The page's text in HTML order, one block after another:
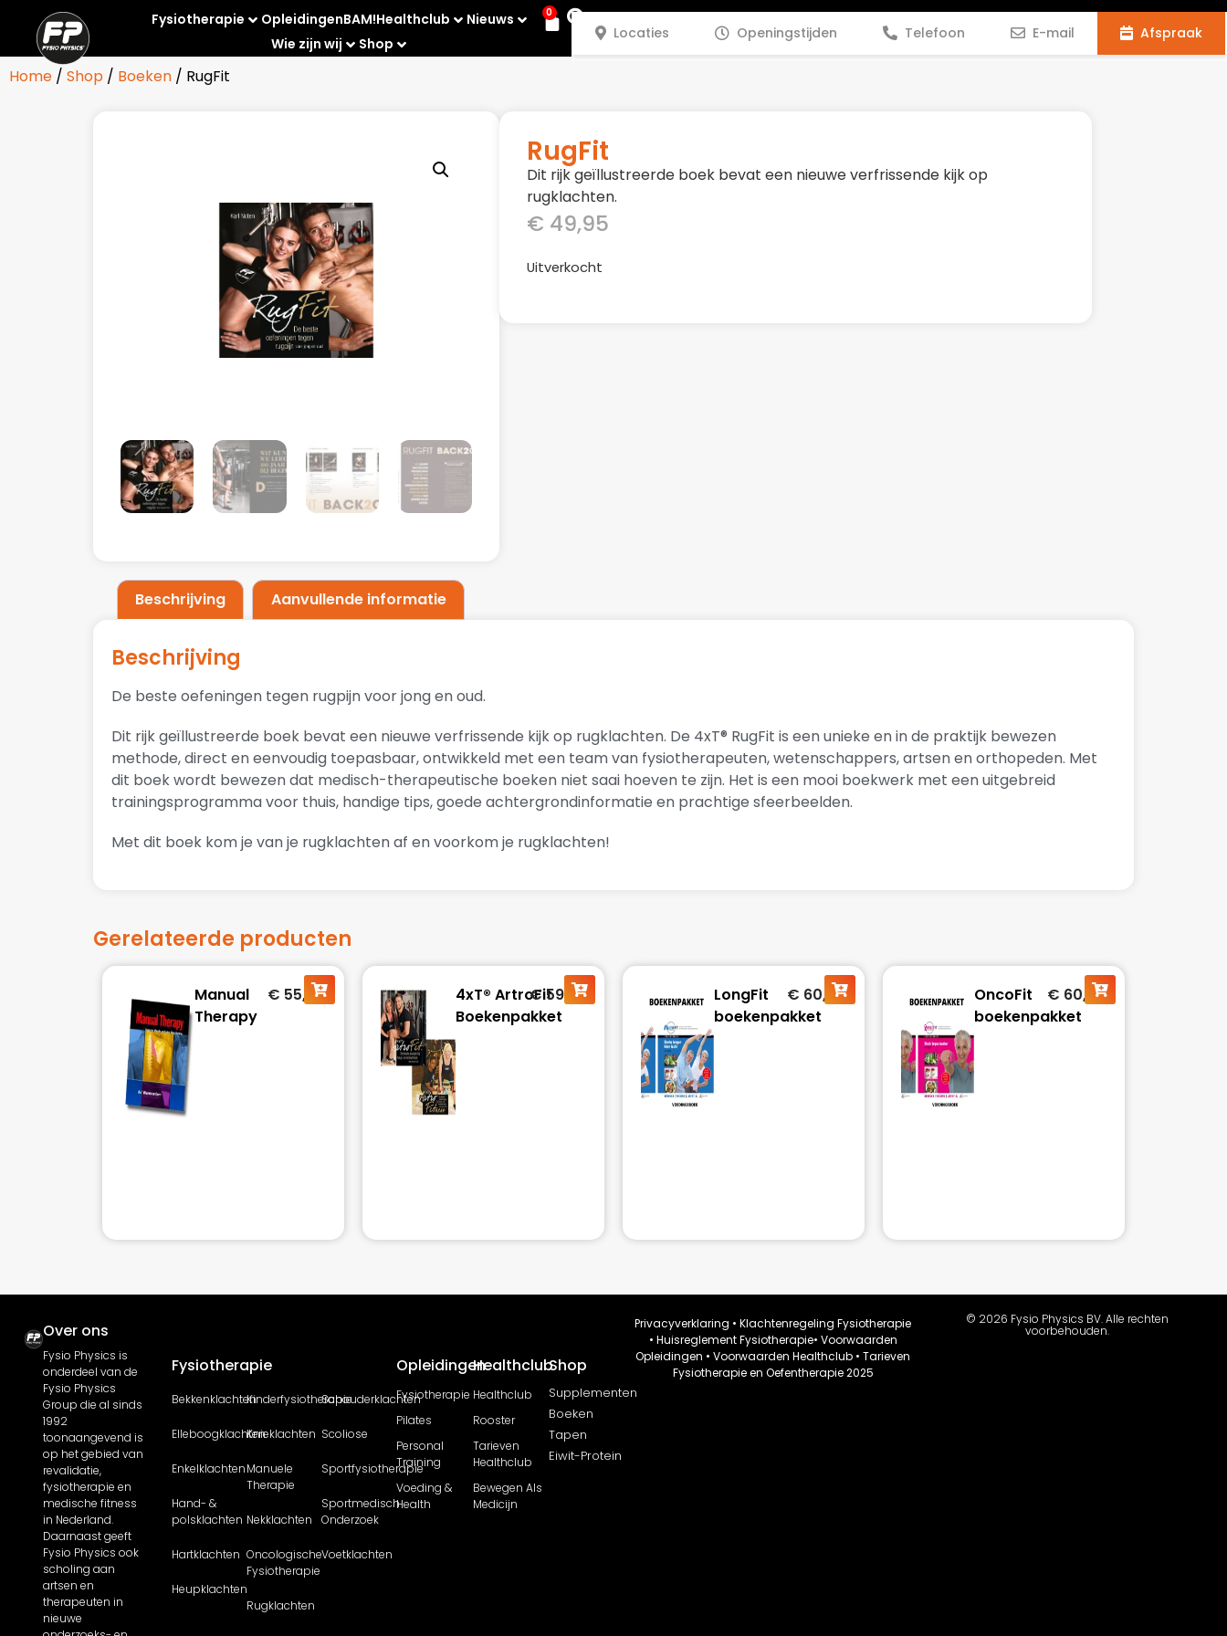
Fysiotherapie OpleidingenBAM!Healthclub
Nieuws
Wie zijn wij
Shop
0
Locaties Openingstijden Telefoon E-mail Afspraak
Home / Shop / Boeken / RugFit
RugFit
Dit rijk geïllustreerde boek bevat een nieuwe verfrissende kijk op
rugklachten.
€ 49,95
Uitverkocht
Beschrijving Aanvullende informatie
Beschrijving
De beste oefeningen tegen rugpijn voor jong en oud.
Dit rijk geïllustreerde boek bevat een nieuwe verfrissende kijk op rugklachten. De 4xT® RugFit is een unieke en in de praktijk bewezen
methode, direct en eenvoudig toepasbaar, ontwikkeld met een team van fysiotherapeuten, wetenschappers, artsen en orthopeden. Met
dit boek wordt bewezen dat medisch-therapeutische boeken niet saai hoeven te zijn. Het is een mooi boekwerk met een uitgebreid
trainingsprogramma voor thuis, handige tips, goede achtergrondinformatie en prachtige sfeerbeelden.
Met dit boek kom je van je rugklachten af en voorkom je rugklachten!
Gerelateerde producten
Manual
Therapy
€ 55,00
4xT® ArtroFit
Boekenpakket
€59,95
LongFit
boekenpakket
€ 60,00
OncoFit
boekenpakket
€ 60,00
Over ons
Fysio Physics is
onderdeel van de
Fysio Physics
Group die al sinds
1992
toonaangevend is
op het gebied van
revalidatie,
fysiotherapie en
medische fitness
in Nederland.
Daarnaast geeft
Fysio Physics ook
scholing aan
artsen en
therapeuten in
nieuwe
Fysiotherapie
Bekkenklachten
Elleboogklachten
Enkelklachten
Hand- &
polsklachten
Hartklachten
Heupklachten
Kinderfysiotherapie
Knieklachten
Manuele
Therapie
Nekklachten
Oncologische
Fysiotherapie
Rugklachten
Schouderklachten
Scoliose
Sportfysiotherapie
Sportmedisch
Onderzoek
Voetklachten
Opleidingen
Fysiotherapie
Pilates
Personal
Training
Voeding &
Health
Healthclub
Healthclub
Rooster
Tarieven
Healthclub
Bewegen Als
Medicijn
Shop
Supplementen
Boeken
Tapen
Eiwit-Protein
Privacyverklaring •Klachtenregeling Fysiotherapie
• Huisreglement Fysiotherapie• Voorwaarden
Opleidingen •Voorwaarden Healthclub •Tarieven
Fysiotherapie en Oefentherapie 2025
© 2026 Fysio Physics BV. Alle rechten
voorbehouden.